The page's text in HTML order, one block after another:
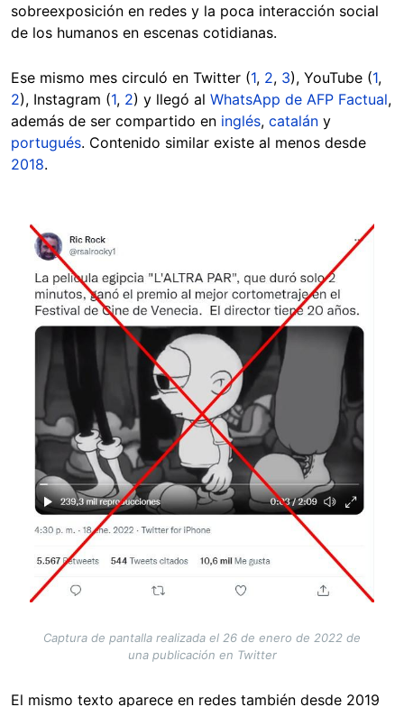
sobreexposición en redes y la poca interacción social
de los humanos en escenas cotidianas.
Ese mismo mes circuló en Twitter (1, 2, 3), YouTube (1,
2), Instagram (1, 2) y llegó al WhatsApp de AFP Factual,
además de ser compartido en inglés, catalán y
portugués. Contenido similar existe al menos desde
2018.
Image
Captura de pantalla realizada el 26 de enero de 2022 de
una publicación en Twitter
El mismo texto aparece en redes también desde 2019